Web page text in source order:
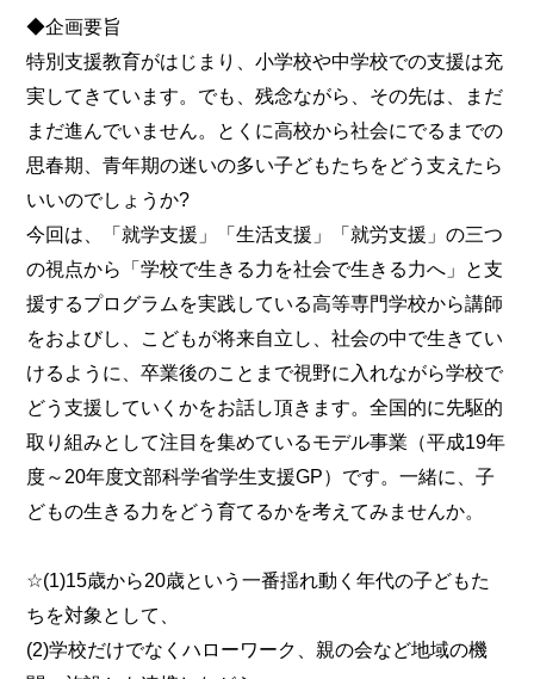
◆企画要旨
特別支援教育がはじまり、小学校や中学校での支援は充
実してきています。でも、残念ながら、その先は、まだ
まだ進んでいません。とくに高校から社会にでるまでの
思春期、青年期の迷いの多い子どもたちをどう支えたら
いいのでしょうか?
今回は、「就学支援」「生活支援」「就労支援」の三つ
の視点から「学校で生きる力を社会で生きる力へ」と支
援するプログラムを実践している高等専門学校から講師
をおよびし、こどもが将来自立し、社会の中で生きてい
けるように、卒業後のことまで視野に入れながら学校で
どう支援していくかをお話し頂きます。全国的に先駆的
取り組みとして注目を集めているモデル事業（平成19年
度～20年度文部科学省学生支援GP）です。一緒に、子
どもの生きる力をどう育てるかを考えてみませんか。
☆(1)15歳から20歳という一番揺れ動く年代の子どもた
ちを対象として、
(2)学校だけでなくハローワーク、親の会など地域の機